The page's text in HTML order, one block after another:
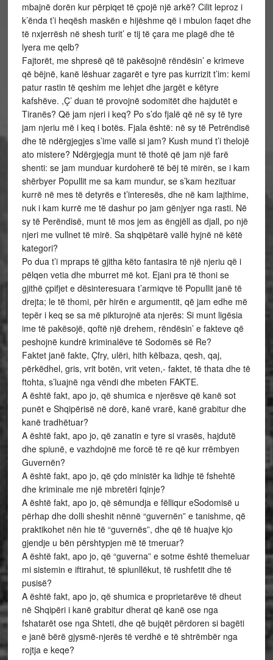
mbajnë dorën kur përpiqet të çpojë një arkë? Cilit leproz i
k’ënda t’i heqësh maskën e hijëshme që i mbulon faqet dhe
të nxjerrësh në shesh turit’ e tij të çara me plagë dhe të
lyera me qelb?
Fajtorët, me shpresë që të pakësojnë rëndësin’ e krimeve
që bëjnë, kanë lëshuar zagarët e tyre pas kurrizit t’im: kemi
patur rastin të qeshim me lehjet dhe jargët e këtyre
kafshëve. ,Ç’ duan të provojnë sodomitët dhe hajdutët e
Tiranës? Që jam njeri i keq? Po s’do fjalë që në sy të tyre
jam njeriu më i keq i botës. Fjala është: në sy të Petrëndisë
dhe të ndërgjegjes s’ime vallë si jam? Kush mund t’i thelojë
ato mistere? Ndërgjegja munt të thotë që jam një farë
shenti: se jam munduar kurdoherë të bëj të mirën, se i kam
shërbyer Popullit me sa kam mundur, se s’kam hezituar
kurrë në mes të detyrës e t’interesës, dhe në kam lajthime,
nuk i kam kurrë me të dashur po jam gënjyer nga rasti. Në
sy të Perëndisë, munt të mos jem as ëngjëll as djall, po një
njeri me vullnet të mirë. Sa shqipëtarë vallë hyjnë në këtë
kategori?
Po dua t’i mpraps të gjitha këto fantasira të një njeriu që i
pëlqen vetia dhe mburret më kot. Ejani pra të thoni se
gjithë çpifjet e dësinteresuara t’armiqve të Popullit janë të
drejta; le të thomi, për hirën e argumentit, që jam edhe më
tepër i keq se sa më pikturojnë ata njerës: Si munt ligësia
ime të pakësojë, qoftë një drehem, rëndësin’ e fakteve që
peshojnë kundrë kriminalëve të Sodomës së Re?
Faktet janë fakte, Çfry, ulëri, hith këlbaza, qesh, qaj,
përkëdhel, gris, vrit botën, vrit veten,- faktet, të thata dhe të
ftohta, s’luajnë nga vëndi dhe mbeten FAKTE.
A është fakt, apo jo, që shumica e njerësve që kanë sot
punët e Shqipërisë në dorë, kanë vrarë, kanë grabitur dhe
kanë tradhëtuar?
A është fakt, apo jo, që zanatin e tyre si vrasës, hajdutë
dhe spiunë, e vazhdojnë me forcë të re që kur rrëmbyen
Guvernën?
A është fakt, apo jo, që çdo ministër ka lidhje të fshehtë
dhe kriminale me një mbretëri fqinje?
A është fakt, apo jo, që sëmundja e fëlliqur eSodomisë u
përhap dhe dolli sheshit nënnë “guvernën” e tanishme, që
praktikohet nën hie të “guvernës”, dhe që të huajve kjo
gjendje u bën përshtypjen më të tmeruar?
A është fakt, apo jo, që “guverna” e sotme është themeluar
mi sistemin e iftirahut, të spiunllëkut, të rushfetit dhe të
pusisë?
A është fakt, apo jo, që shumica e proprietarëve të dheut
në Shqipëri i kanë grabitur dherat që kanë ose nga
fshatarët ose nga Shteti, dhe që bujqët përdoren si bagëti
e janë bërë gjysmë-njerës të verdhë e të shtrëmbër nga
rojtja e keqe?